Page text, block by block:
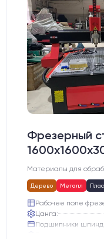
Фрезерный
Материалы для
Дерево Металл
Рабочее поле
Цанга:
Подшипники